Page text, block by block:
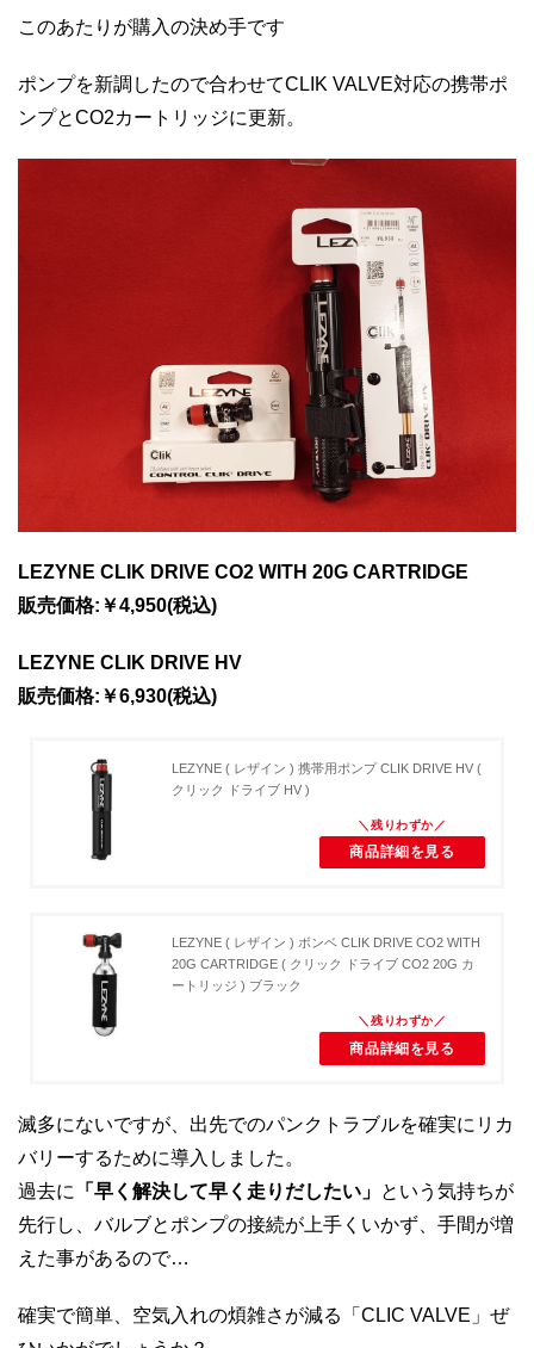
このあたりが購入の決め手です
ポンプを新調したので合わせてCLIK VALVE対応の携帯ポ
ンプとCO2カートリッジに更新。
LEZYNE CLIK DRIVE CO2 WITH 20G CARTRIDGE
販売価格:￥4,950(税込)
LEZYNE CLIK DRIVE HV
販売価格:￥6,930(税込)
LEZYNE ( レザイン ) 携帯用ポンプ CLIK DRIVE HV (
クリック ドライブ HV )
商品詳細を見る
LEZYNE ( レザイン ) ボンベ CLIK DRIVE CO2 WITH
20G CARTRIDGE ( クリック ドライブ CO2 20G カ
ートリッジ ) ブラック
商品詳細を見る
滅多にないですが、出先でのパンクトラブルを確実にリカ
バリーするために導入しました。
過去に
「早く解決して早く走りだしたい」 という気持ちが
先行し、バルブとポンプの接続が上手くいかず、手間が増
えた事があるので…
確実で簡単、空気入れの煩雑さが減る「CLIC VALVE」ぜ